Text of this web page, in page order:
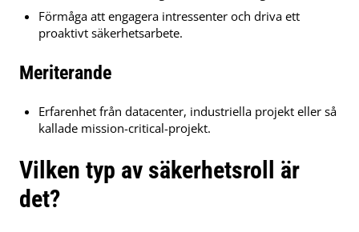
Förmåga att engagera intressenter och driva ett
proaktivt säkerhetsarbete.
Meriterande
Erfarenhet från datacenter, industriella projekt eller så
kallade mission-critical-projekt.
Vilken typ av säkerhetsroll är
det?